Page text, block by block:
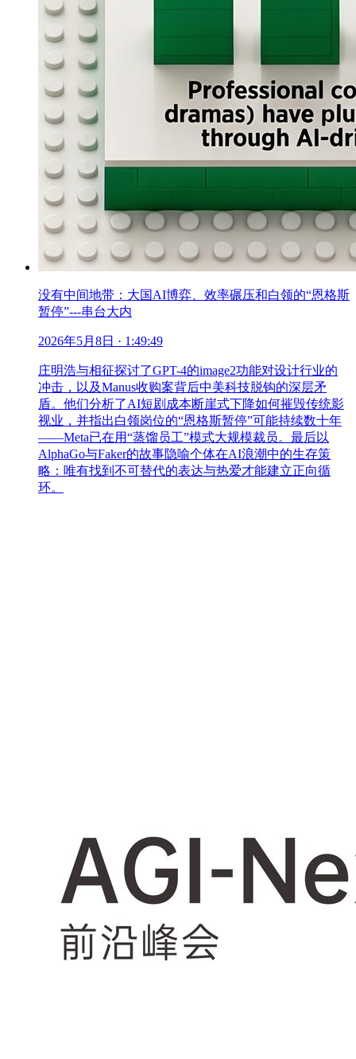
没有中间地带：大国AI博弈、效率碾压和白领的“恩格斯
暂停”---串台大内
2026年5月8日 · 1:49:49
庄明浩与相征探讨了GPT-4的image2功能对设计行业的
冲击，以及Manus收购案背后中美科技脱钩的深层矛
盾。他们分析了AI短剧成本断崖式下降如何摧毁传统影
视业，并指出白领岗位的“恩格斯暂停”可能持续数十年
——Meta已在用“蒸馏员工”模式大规模裁员。最后以
AlphaGo与Faker的故事隐喻个体在AI浪潮中的生存策
略：唯有找到不可替代的表达与热爱才能建立正向循
环。